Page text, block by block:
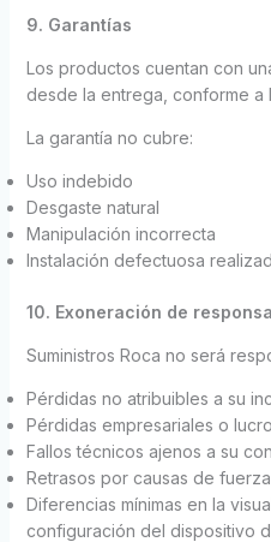
9. Garantías
Los productos cuentan con
desde la entrega, conforme a
La garantía no cubre:
Uso indebido
Desgaste natural
Manipulación incorrecta
Instalación defectuosa
10. Exoneración de
Suministros Roca no será
Pérdidas no atribuibles a su
Pérdidas empresariales o
Fallos técnicos ajenos a su
Retrasos por causas de
Diferencias mínimas en la
configuración del dispositivo